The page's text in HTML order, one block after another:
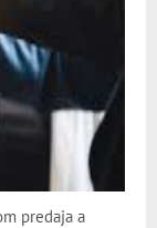
predaja a